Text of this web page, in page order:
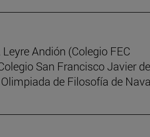
Andión (Colegio FEC
San Francisco Javier de
de Filosofía de